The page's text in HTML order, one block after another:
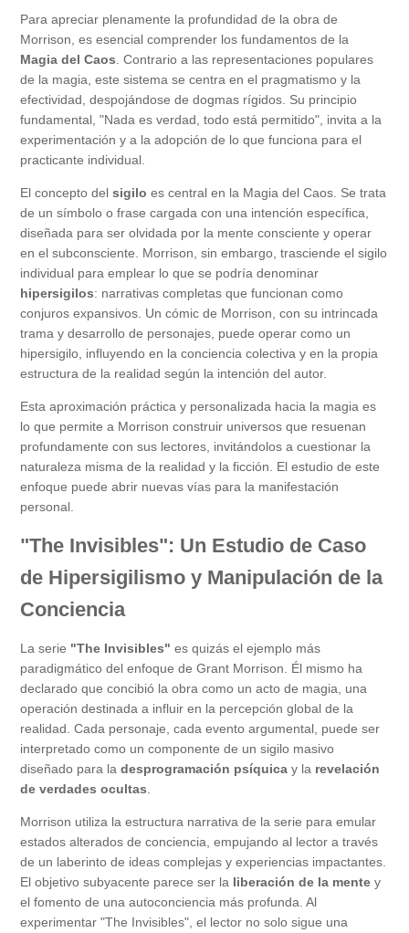
Para apreciar plenamente la profundidad de la obra de
Morrison, es esencial comprender los fundamentos de la
Magia del Caos . Contrario a las representaciones populares
de la magia, este sistema se centra en el pragmatismo y la
efectividad, despojándose de dogmas rígidos. Su principio
fundamental, "Nada es verdad, todo está permitido", invita a la
experimentación y a la adopción de lo que funciona para el
practicante individual.
El concepto del sigilo es central en la Magia del Caos. Se trata
de un símbolo o frase cargada con una intención específica,
diseñada para ser olvidada por la mente consciente y operar
en el subconsciente. Morrison, sin embargo, trasciende el sigilo
individual para emplear lo que se podría denominar
hipersigilos: narrativas completas que funcionan como
conjuros expansivos. Un cómic de Morrison, con su intrincada
trama y desarrollo de personajes, puede operar como un
hipersigilo, influyendo en la conciencia colectiva y en la propia
estructura de la realidad según la intención del autor.
Esta aproximación práctica y personalizada hacia la magia es
lo que permite a Morrison construir universos que resuenan
profundamente con sus lectores, invitándolos a cuestionar la
naturaleza misma de la realidad y la ficción. El estudio de este
enfoque puede abrir nuevas vías para la manifestación
personal.
"The Invisibles": Un Estudio de Caso
de Hipersigilismo y Manipulación de la
Conciencia
La serie "The Invisibles" es quizás el ejemplo más
paradigmático del enfoque de Grant Morrison. Él mismo ha
declarado que concibió la obra como un acto de magia, una
operación destinada a influir en la percepción global de la
realidad. Cada personaje, cada evento argumental, puede ser
interpretado como un componente de un sigilo masivo
diseñado para la desprogramación psíquica y la revelación
de verdades ocultas
Morrison utiliza la estructura narrativa de la serie para emular
estados alterados de conciencia, empujando al lector a través
de un laberinto de ideas complejas y experiencias impactantes.
El objetivo subyacente parece ser la liberación de la mente y
el fomento de una autoconciencia más profunda. Al
experimentar "The Invisibles", el lector no solo sigue una